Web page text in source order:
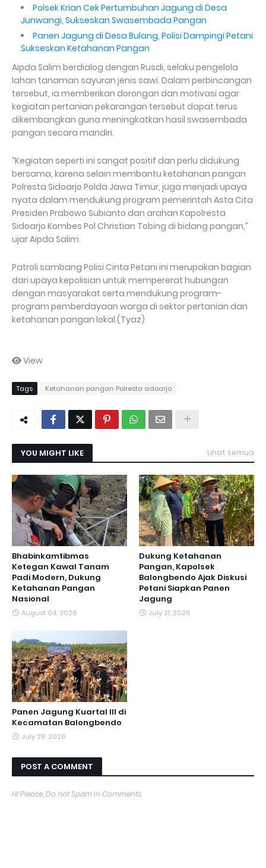
Polsek Krian Cek Pertumbuhan Jagung di Desa
Junwangi, Sukseskan Swasembada Pangan
Panen Jagung di Desa Bulang, Polisi Dampingi Petani
Sukseskan Ketahanan Pangan
Aipda Salim berdialog dengan Rusdi, selaku pengelola
lahan tanaman sayuran jenis sawi. Dalam perbincangan
tersebut, ia memberikan dorongan dan motivasi agar
kegiatan pertanian pekarangan tersebut dapat terus
dikembangkan guna meningkatkan hasil swasembada
pangan secara mandiri.
“Kegiatan seperti ini sangat positif dan perlu didukung
bersama, karena selain membantu ketahanan pangan
Polresta Sidoarjo Polda Jawa Timur, juga menjadi upaya
nyata dalam mendukung program pemerintah Asta Cita
Presiden Prabowo Subianto dan arahan Kapolresta
Sidoarjo Kombes Pol Christian Tobing di bidang pangan,”
ujar Aipda Salim.
Patroli sambang Polisi Cinta Petani ini merupakan bagian
dari upaya kepolisian untuk mempererat hubungan
dengan masyarakat serta mendukung program-
program pemberdayaan warga di sektor pertanian dan
ketahanan pangan lokal.(Tyaz)
View
Tags Ketahanan pangan Polresta sidoarjo
YOU MIGHT LIKE Lihat semua
Bhabinkamtibmas
Ketegan Kawal Tanam
Padi Modern, Dukung
Ketahanan Pangan
Nasional
August 04, 2026
Dukung Ketahanan
Pangan, Kapolsek
Balongbendo Ajak Diskusi
Petani Siapkan Panen
Jagung
July 31, 2026
Panen Jagung Kuartal III di
Kecamatan Balongbendo
July 28, 2026
POST A COMMENT
Hi Please, Do not Spam in Comments